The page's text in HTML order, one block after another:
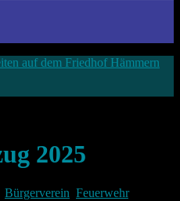
auf dem Friedhof Hämmern
2025
Bürgerverein Feuerwehr,